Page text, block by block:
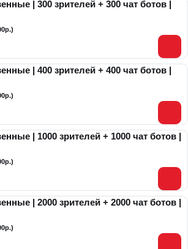
| 300 зрителей + 300 чат ботов |
| 400 зрителей + 400 чат ботов |
| 1000 зрителей + 1000 чат ботов |
| 2000 зрителей + 2000 чат ботов |